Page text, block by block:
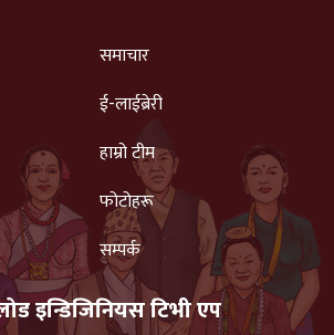
समाचार
ई-लाईब्रेरी
हाम्रो टीम
फोटोहरू
सम्पर्क
इन्डिजिनियस टिभी एप